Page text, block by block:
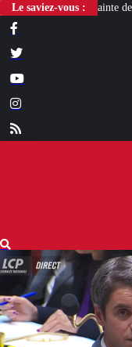
Le saviez-vous :« Ta